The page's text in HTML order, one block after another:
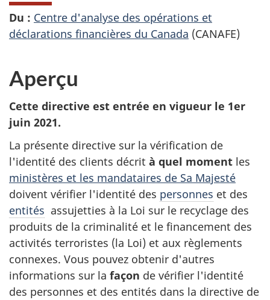
Du : Centre d'analyse des opérations et
déclarations financières du Canada (CANAFE)
Aperçu
Cette directive est entrée en vigueur le 1er
juin 2021.
La présente directive sur la vérification de
l'identité des clients décrit à quel moment les
ministères et les mandataires de Sa Majesté
doivent vérifier l'identité des personnes et des
entités assujetties à la Loi sur le recyclage des
produits de la criminalité et le financement des
activités terroristes (la Loi) et aux règlements
connexes. Vous pouvez obtenir d'autres
informations sur la façon de vérifier l'identité
des personnes et des entités dans la directive de